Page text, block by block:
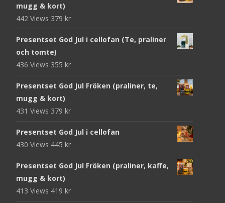
mugg & kort)
442 Views 379 kr
Presentset God Jul i cellofan (Te, praliner
och tomte)
436 Views 355 kr
Presentset God Jul Fröken (praliner, te,
mugg & kort)
431 Views 379 kr
Presentset God Jul i cellofan
430 Views 445 kr
Presentset God Jul Fröken (praliner, kaffe,
mugg & kort)
413 Views 419 kr